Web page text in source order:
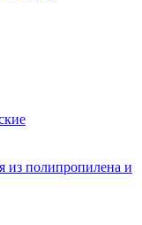
из полипропилена и